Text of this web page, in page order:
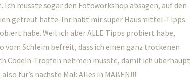
musste sogar den Fotoworkshop absagen, auf den
gefreut hatte. Ihr habt mir super Hausmittel-Tipps
habe. Weil ich aber ALLE Tipps probiert habe,
vom Schleim befreit, dass ich einen ganz trockenen
Codein-Tropfen nehmen musste, damit ich überhaupt
für’s nächste Mal: Alles in MAßEN!!!